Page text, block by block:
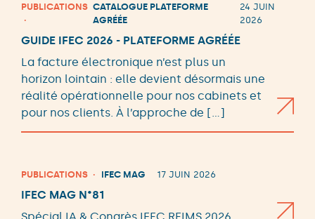
PUBLICATIONS CATALOGUE PLATEFORME
AGRÉÉE
24 JUIN
2026
GUIDE IFEC 2026 - PLATEFORME AGRÉÉE
La facture électronique n’est plus un
horizon lointain : elle devient désormais une
réalité opérationnelle pour nos cabinets et
pour nos clients. À l’approche de […]
PUBLICATIONS IFEC MAG 17 JUIN 2026
IFEC MAG N°81